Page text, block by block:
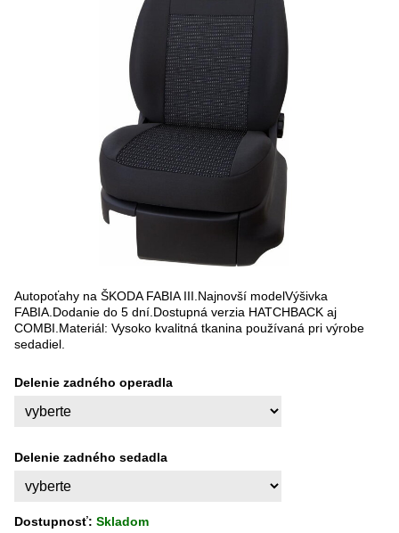
Autopoťahy na ŠKODA FABIA III.Najnovší modelVýšivka
FABIA.Dodanie do 5 dní.Dostupná verzia HATCHBACK aj
COMBI.Materiál: Vysoko kvalitná tkanina používaná pri výrobe
sedadiel.
Delenie zadného operadla
Delenie zadného sedadla
Dostupnosť: Skladom